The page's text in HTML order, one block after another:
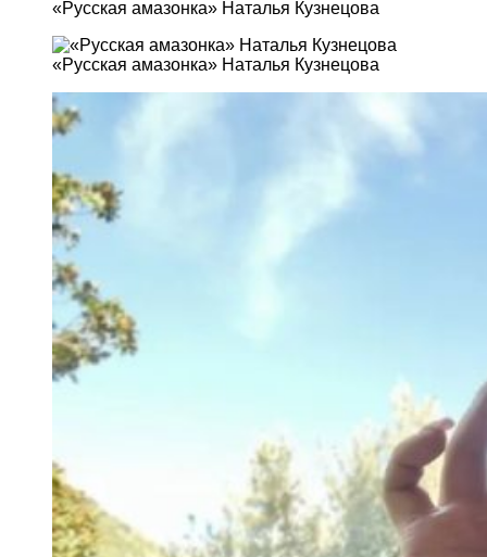
«Русская амазонка» Наталья Кузнецова
«Русская амазонка» Наталья Кузнецова